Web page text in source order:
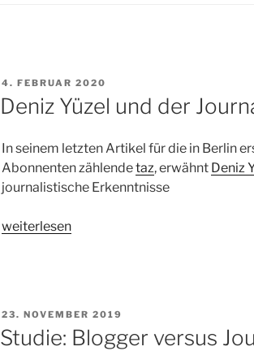
VERÖFFENTLICHT
AM
4. FEBRUAR 2020
Deniz Yüzel und der
In seinem letzten Artikel für die in Berlin
Abonnenten zählendetaz, erwähnt Deniz
journalistische Erkenntnisse
„Deniz
weiterlesen
VERÖFFENTLICHT
AM
23. NOVEMBER 2019
Studie: Blogger versus